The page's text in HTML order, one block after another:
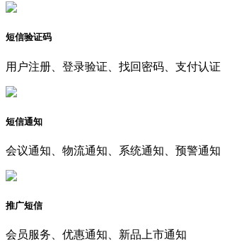
短信验证码
用户注册、登录验证、找回密码、支付认证
短信通知
会议通知、物流通知、系统通知、预警通知
推广短信
会员服务、优惠通知、新品上市通知